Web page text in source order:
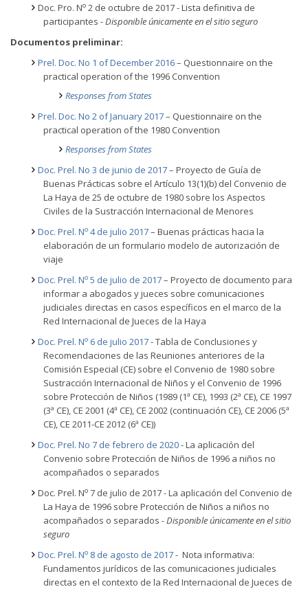
Doc. Pro. No 2 de octubre de 2017 - Lista definitiva de
participantes -Disponible únicamente en el sitio seguro
Documentos preliminar:
Prel. Doc. No 1 of December 2016– Questionnaire on the
practical operation of the 1996 Convention
Responses from States
Prel. Doc. No 2 of January 2017– Questionnaire on the
practical operation of the 1980 Convention
Responses from States
Doc. Prel. No 3 de junio de 2017– Proyecto de Guía de
Buenas Prácticas sobre el Artículo 13(1)(b) del Convenio de
La Haya de 25 de octubre de 1980 sobre los Aspectos
Civiles de la Sustracción Internacional de Menores
Doc. Prel. No 4 de julio 2017– Buenas prácticas hacia la
elaboración de un formulario modelo de autorización de
viaje
Doc. Prel. No 5 de julio de 2017– Proyecto de documento para
informar a abogados y jueces sobre comunicaciones
judiciales directas en casos específicos en el marco de la
Red Internacional de Jueces de la Haya
Doc. Prel. No 6 de julio 2017- Tabla de Conclusiones y
Recomendaciones de las Reuniones anteriores de la
Comisión Especial (CE) sobre el Convenio de 1980 sobre
Sustracción Internacional de Niños y el Convenio de 1996
sobre Protección de Niños (1989 (1ª CE), 1993 (2ª CE), CE 1997
(3ª CE), CE 2001 (4ª CE), CE 2002 (continuación CE), CE 2006 (5ª
CE), CE 2011-CE 2012 (6ª CE))
Doc. Prel. No 7 de febrero de 2020- La aplicación del
Convenio sobre Protección de Niños de 1996 a niños no
acompañados o separados
Doc. Prel. No 7 de julio de 2017 - La aplicación del Convenio de
La Haya de 1996 sobre Protección de Niños a niños no
acompañados o separados - Disponible únicamente en el sitio
seguro
Doc. Prel. No 8 de agosto de 2017- Nota informativa:
Fundamentos jurídicos de las comunicaciones judiciales
directas en el contexto de la Red Internacional de Jueces de